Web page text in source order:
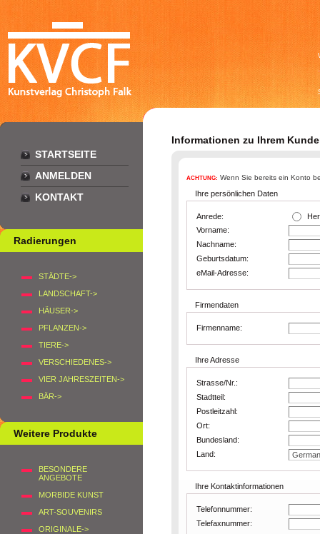
STARTSEITE
ANMELDEN
KONTAKT
Radierungen
STÄDTE->
LANDSCHAFT->
HÄUSER->
PFLANZEN->
TIERE->
VERSCHIEDENES->
VIER JAHRESZEITEN->
BÄR->
Weitere Produkte
BESONDERE
ANGEBOTE
MORBIDE KUNST
ART-SOUVENIRS
ORIGINALE->
Informationen zu Ihrem
ACHTUNG: Wenn Sie bereits ein Konto
Ihre persönlichen Daten
Anrede:
Vorname:
Nachname:
Geburtsdatum:
eMail-Adresse:
Firmendaten
Firmenname:
Ihre Adresse
Strasse/Nr.:
Stadtteil:
Postleitzahl:
Ort:
Bundesland:
Land:
Ihre Kontaktinformationen
Telefonnummer:
Telefaxnummer: